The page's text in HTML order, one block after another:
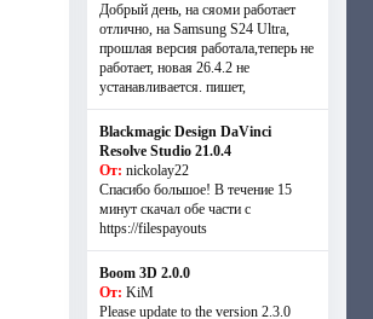
Добрый день, на сяоми работает
отлично, на Samsung S24 Ultra,
прошлая версия работала,теперь не
работает, новая 26.4.2 не
устанавливается. пишет,
Blackmagic Design DaVinci
Resolve Studio 21.0.4
От: nickolay22
Спасибо большое! В течение 15
минут скачал обе части с
https://filespayouts
Boom 3D 2.0.0
От: KiM
Please update to the version 2.3.0